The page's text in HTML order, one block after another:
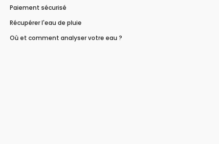
Paiement sécurisé
Récupérer l'eau de pluie
Où et comment analyser votre eau ?